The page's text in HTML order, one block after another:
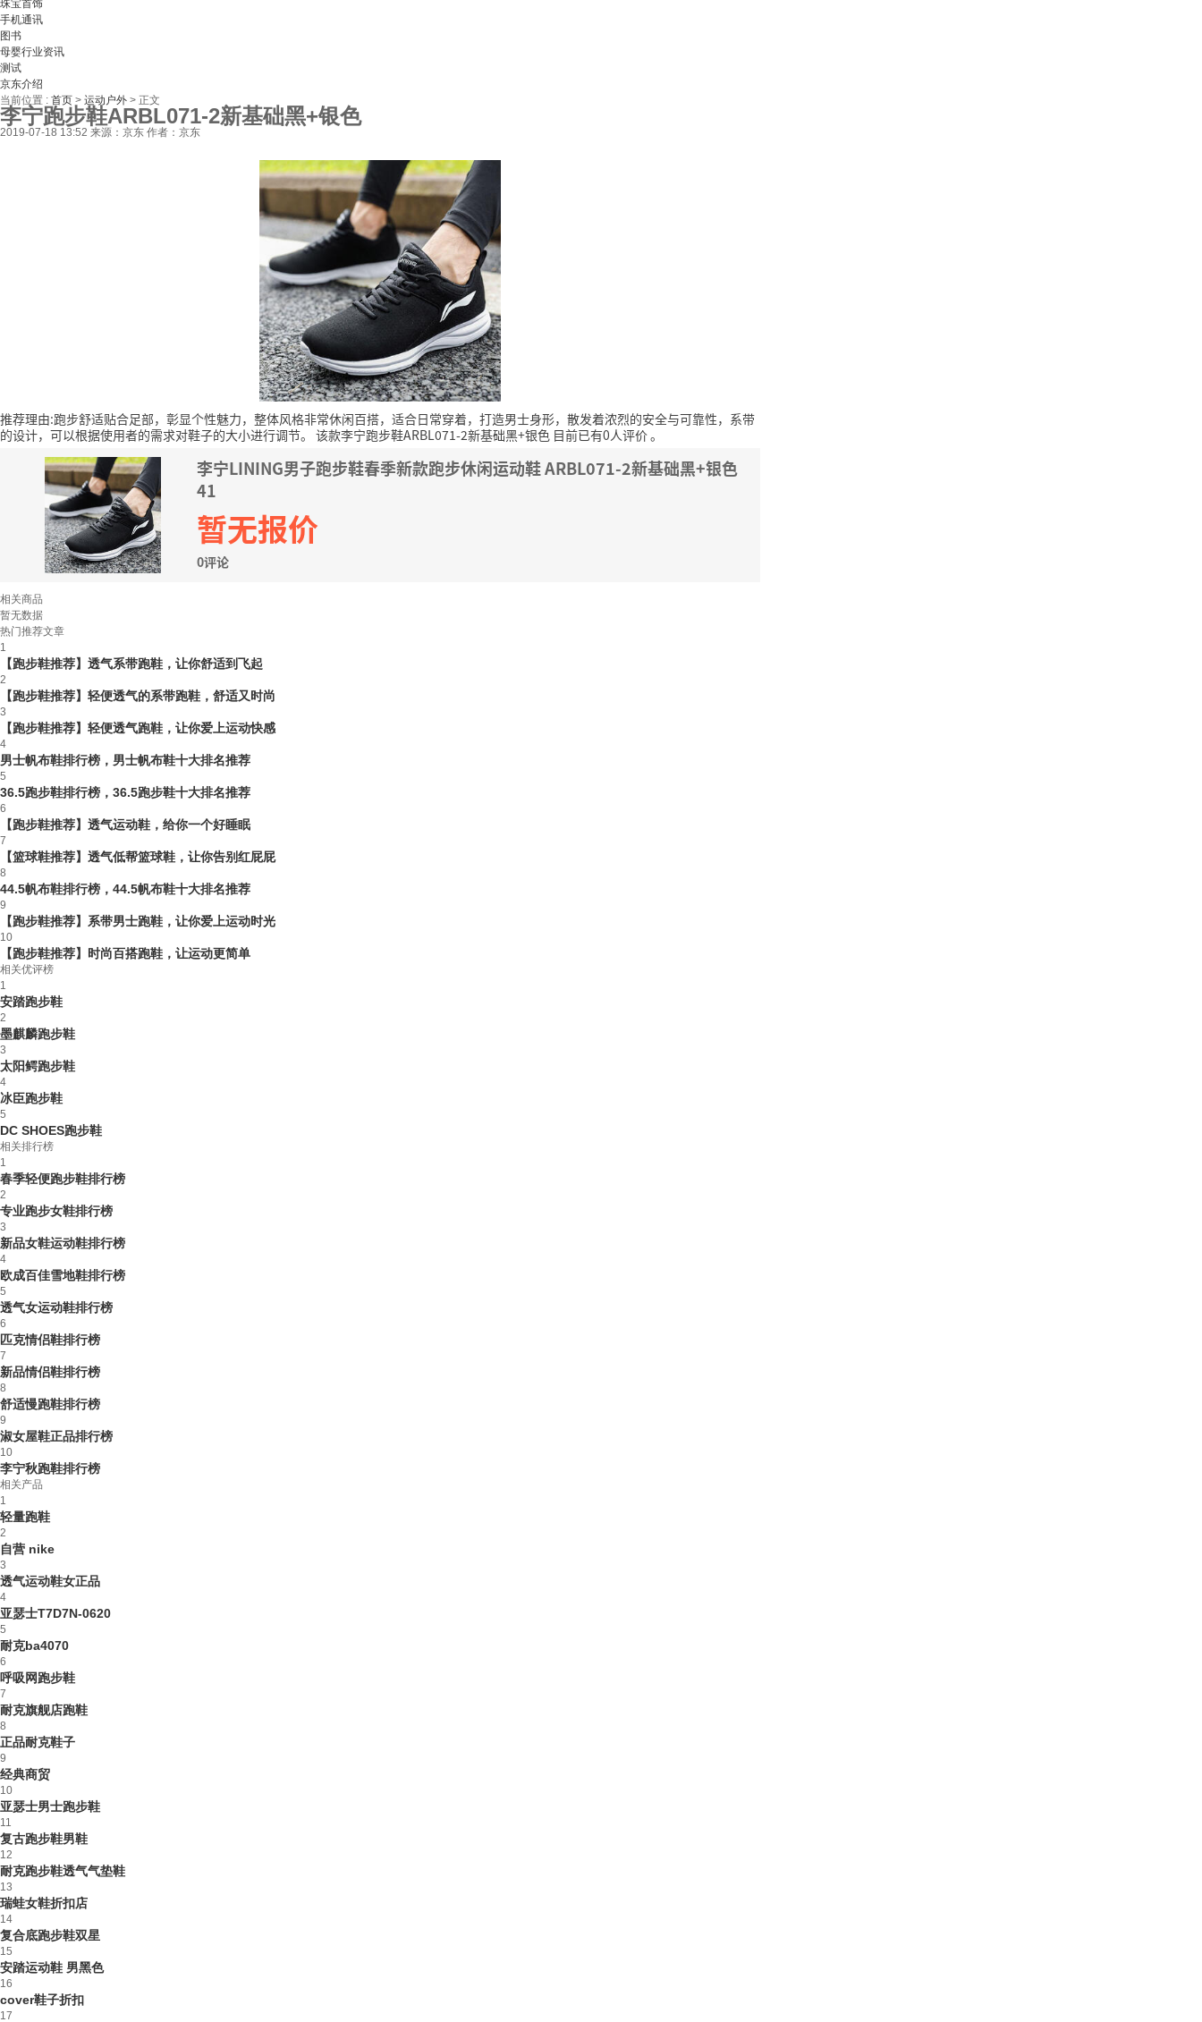
珠宝首饰
手机通讯
图书
母婴行业资讯
测试
京东介绍
当前位置 : 首页 > 运动户外 > 正文
李宁跑步鞋ARBL071-2新基础黑+银色
2019-07-18 13:52 来源：京东 作者：京东
推荐理由:跑步舒适贴合足部，彰显个性魅力，整体风格非常休闲百搭，适合日常穿着，打造男士身形，散发着浓烈的安全与可靠性，系带
的设计，可以根据使用者的需求对鞋子的大小进行调节。 该款李宁跑步鞋ARBL071-2新基础黑+银色 目前已有0人评价。
李宁LINING男子跑步鞋春季新款跑步休闲运动鞋 ARBL071-2新基础黑+银色
41
暂无报价
0评论
相关商品
暂无数据
热门推荐文章
1
【跑步鞋推荐】透气系带跑鞋，让你舒适到飞起
2
【跑步鞋推荐】轻便透气的系带跑鞋，舒适又时尚
3
【跑步鞋推荐】轻便透气跑鞋，让你爱上运动快感
4
男士帆布鞋排行榜，男士帆布鞋十大排名推荐
5
36.5跑步鞋排行榜，36.5跑步鞋十大排名推荐
6
【跑步鞋推荐】透气运动鞋，给你一个好睡眠
7
【篮球鞋推荐】透气低帮篮球鞋，让你告别红屁屁
8
44.5帆布鞋排行榜，44.5帆布鞋十大排名推荐
9
【跑步鞋推荐】系带男士跑鞋，让你爱上运动时光
10
【跑步鞋推荐】时尚百搭跑鞋，让运动更简单
相关优评榜
1
安踏跑步鞋
2
墨麒麟跑步鞋
3
太阳鳄跑步鞋
4
冰臣跑步鞋
5
DC SHOES跑步鞋
相关排行榜
1
春季轻便跑步鞋排行榜
2
专业跑步女鞋排行榜
3
新品女鞋运动鞋排行榜
4
欧成百佳雪地鞋排行榜
5
透气女运动鞋排行榜
6
匹克情侣鞋排行榜
7
新品情侣鞋排行榜
8
舒适慢跑鞋排行榜
9
淑女屋鞋正品排行榜
10
李宁秋跑鞋排行榜
相关产品
1
轻量跑鞋
2
自营 nike
3
透气运动鞋女正品
4
亚瑟士T7D7N-0620
5
耐克ba4070
6
呼吸网跑步鞋
7
耐克旗舰店跑鞋
8
正品耐克鞋子
9
经典商贸
10
亚瑟士男士跑步鞋
11
复古跑步鞋男鞋
12
耐克跑步鞋透气气垫鞋
13
瑞蛙女鞋折扣店
14
复合底跑步鞋双星
15
安踏运动鞋 男黑色
16
cover鞋子折扣
17